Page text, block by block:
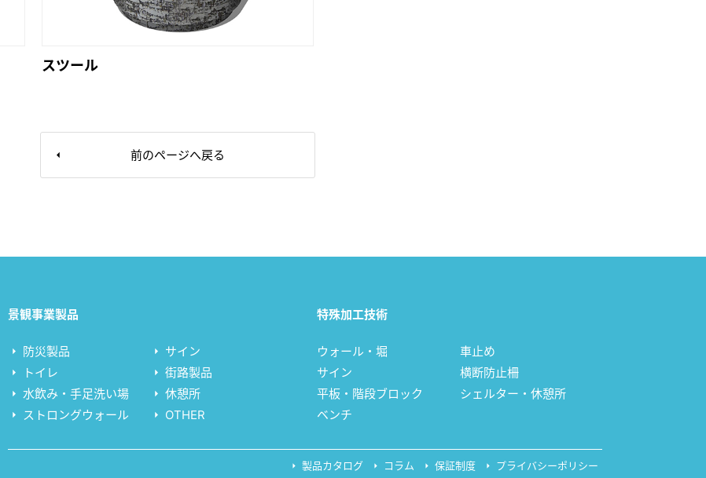
スツール
前のページへ戻る
景観事業製品
防災製品
トイレ
水飲み・手足洗い場
ストロングウォール
サイン
街路製品
休憩所
OTHER
特殊加工技術
ウォール・堀
サイン
平板・階段ブロック
ベンチ
車止め
横断防止柵
シェルター・休憩所
製品カタログ コラム 保証制度 プライバシーポリシー